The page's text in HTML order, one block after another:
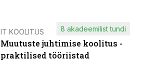
IT KOOLITUS
Muutuste juhtimise koolitus -
praktilised tööriistad
8 akadeemilist tundi